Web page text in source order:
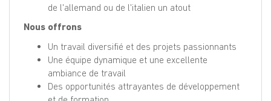
de l'allemand ou de l'italien un atout
Nous offrons
Un travail diversifié et des projets passionnants
Une équipe dynamique et une excellente
ambiance de travail
Des opportunités attrayantes de développement